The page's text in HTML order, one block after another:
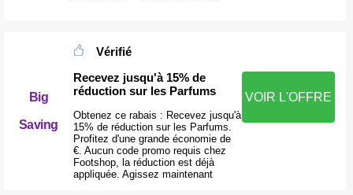
Big
Saving
Vérifié
Recevez jusqu'à 15% de
réduction sur les Parfums
Obtenez ce rabais : Recevez jusqu'à
15% de réduction sur les Parfums.
Profitez d'une grande économie de
€. Aucun code promo requis chez
Footshop, la réduction est déjà
appliquée. Agissez maintenant
VOIR L'OFFRE